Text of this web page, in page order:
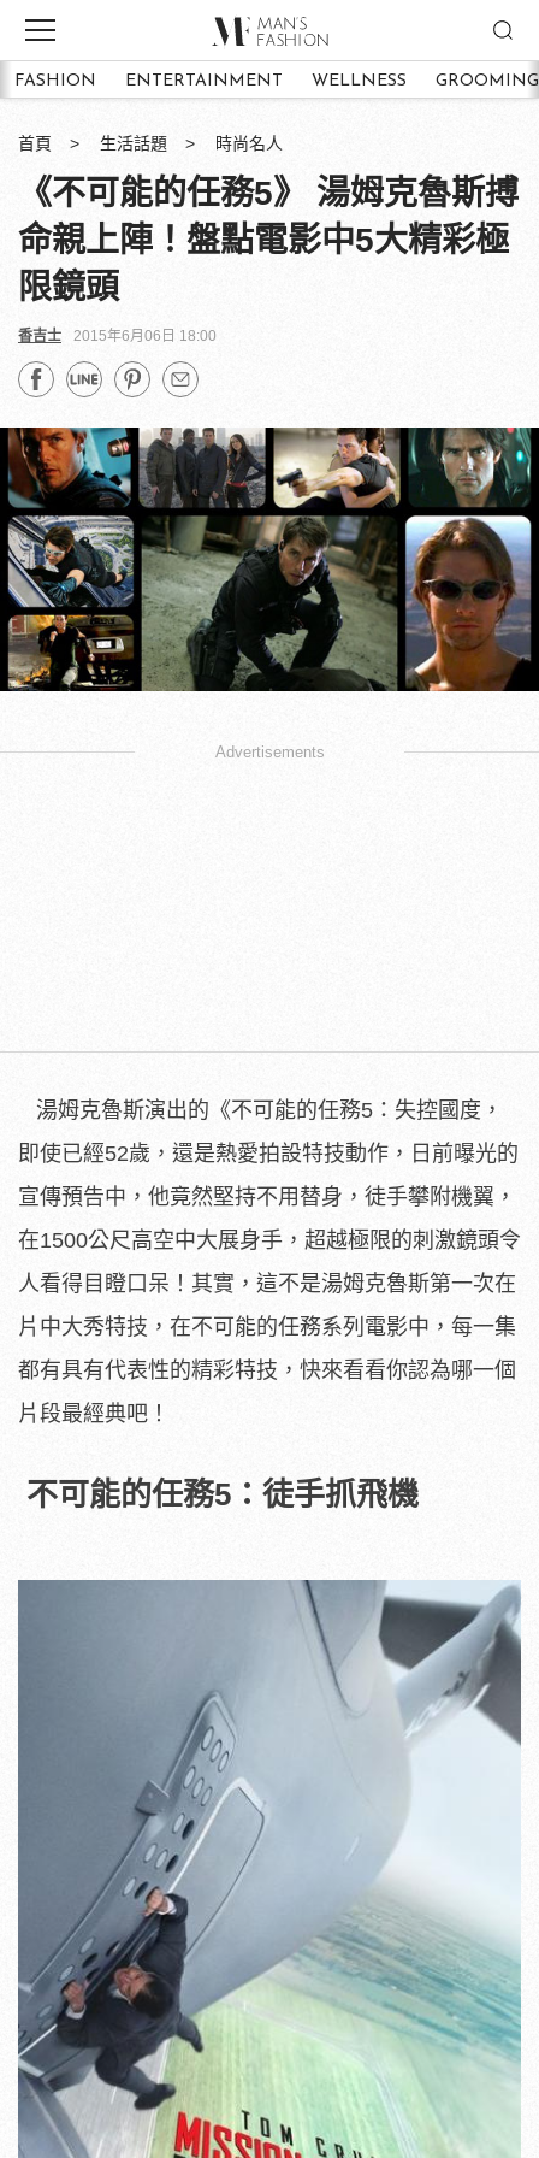
FASHION ENTERTAINMENT WELLNESS GROOMING
首頁 生活話題 時尚名人
《不可能的任務5》 湯姆克魯斯搏
命親上陣！盤點電影中5大精彩極
限鏡頭
香吉士 2015年6月06日 18:00
Advertisements
湯姆克魯斯演出的《不可能的任務5：失控國度，
即使已經52歲，還是熱愛拍設特技動作，日前曝光的
宣傳預告中，他竟然堅持不用替身，徒手攀附機翼，
在1500公尺高空中大展­身手，超越極限的刺激鏡頭令
人看得目瞪口呆！其實，這不是湯姆克魯斯第一次在
片中大秀特技，在不可能的任務系列電影中，每一集
都有具有代表性的精彩特技，快來看看你認為哪一個
片段最經典吧！
不可能的任務5：徒手抓飛機